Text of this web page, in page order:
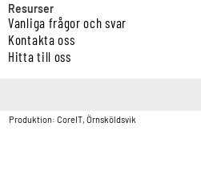
Resurser
Vanliga frågor och svar
Kontakta oss
Hitta till oss
Produktion: CoreIT, Örnsköldsvik